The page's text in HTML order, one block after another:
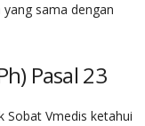
sama dengan
Pasal 23
Sobat Vmedis ketahui